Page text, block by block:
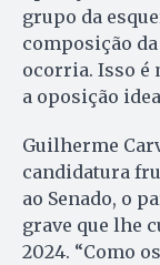
grupo da
composição da
ocorria. Isso é
a oposição
Guilherme
candidatura
ao Senado, o
grave que lhe
2024. “Como